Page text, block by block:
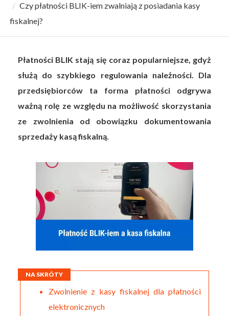
Czy płatności BLIK-iem zwalniają z posiadania kasy
fiskalnej?
Płatności BLIK stają się coraz popularniejsze, gdyż
służą do szybkiego regulowania należności. Dla
przedsiębiorców ta forma płatności odgrywa
ważną rolę ze względu na możliwość skorzystania
ze zwolnienia od obowiązku dokumentowania
sprzedaży kasą fiskalną.
NA SKRÓTY
Zwolnienie z kasy fiskalnej dla płatności
elektronicznych